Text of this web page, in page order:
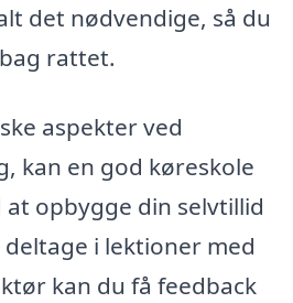
det nødvendige, så du
rattet.
aspekter ved
kan en god køreskole
opbygge din selvtillid
i lektioner med
kan du få feedback